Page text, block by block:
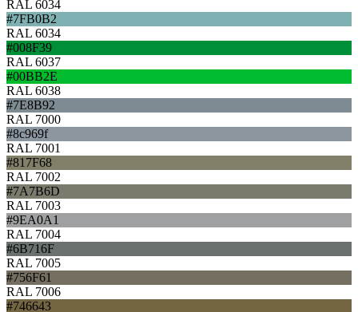
RAL 6034
#7FB0B2
RAL 6034
#008F39
RAL 6037
#00BB2E
RAL 6038
#7E8B92
RAL 7000
#8c969f
RAL 7001
#817F68
RAL 7002
#7A7B6D
RAL 7003
#9EA0A1
RAL 7004
#6B716F
RAL 7005
#756F61
RAL 7006
#746643